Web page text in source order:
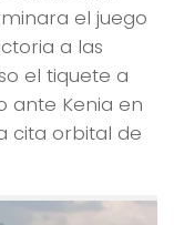
el juego
a las
el tiquete a
ante Kenia en
cita orbital de